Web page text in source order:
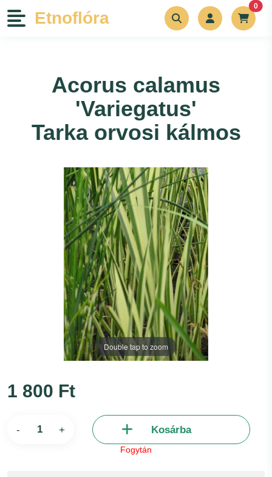
Etnoflóra
Szerszámok
Bemutatkozás
Kapcsolat
Rólunk írták
0
Acorus calamus
'Variegatus'
Tarka orvosi kálmos
Double tap to zoom
1 800 Ft
- + Kosárba
Fogytán